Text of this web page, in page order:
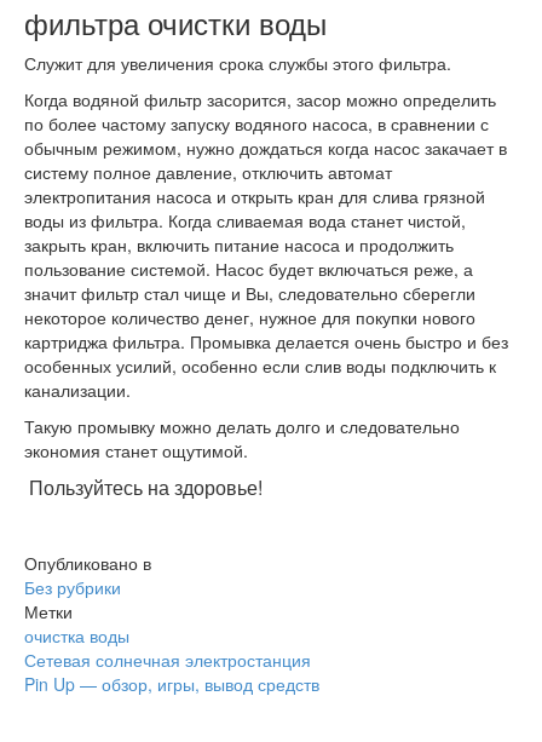
фильтра очистки воды
Служит для увеличения срока службы этого фильтра.
Когда водяной фильтр засорится, засор можно определить
по более частому запуску водяного насоса, в сравнении с
обычным режимом, нужно дождаться когда насос закачает в
систему полное давление, отключить автомат
электропитания насоса и открыть кран для слива грязной
воды из фильтра. Когда сливаемая вода станет чистой,
закрыть кран, включить питание насоса и продолжить
пользование системой. Насос будет включаться реже, а
значит фильтр стал чище и Вы, следовательно сберегли
некоторое количество денег, нужное для покупки нового
картриджа фильтра. Промывка делается очень быстро и без
особенных усилий, особенно если слив воды подключить к
канализации.
Такую промывку можно делать долго и следовательно
экономия станет ощутимой.
Пользуйтесь на здоровье!
Опубликовано в
Без рубрики
Метки
очистка воды
Навигация
Сетевая солнечная электростанция
Pin Up — обзор, игры, вывод средств